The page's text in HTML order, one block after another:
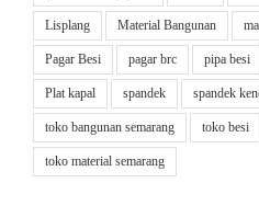
Lisplang Material Bangunan
Pagar Besi pagar brc pipa besi
Plat kapal spandek spandek
toko bangunan semarang toko besi
toko material semarang